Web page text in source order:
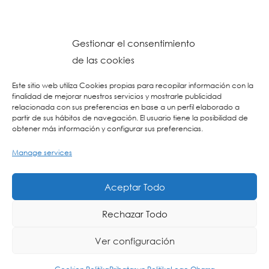
Gestionar el consentimiento
de las cookies
Este sitio web utiliza Cookies propias para recopilar información con la
finalidad de mejorar nuestros servicios y mostrarle publicidad
relacionada con sus preferencias en base a un perfil elaborado a
partir de sus hábitos de navegación. El usuario tiene la posibilidad de
obtener más información y configurar sus preferencias.
Manage services
Aceptar Todo
Rechazar Todo
Ver configuración
Lege Oharra-Postontzi Etikoa
Diseinua: La Consulta Creativa